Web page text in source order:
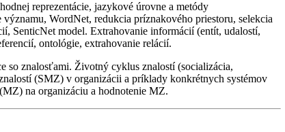
reprezentácie, jazykové úrovne a metódy
významu, WordNet, redukcia príznakového priestoru, selekcia
SenticNetmodel. Extrahovanie informácií (entít, udalostí,
, ontológie, extrahovanie relácií.
so znalosťami. Životný cyklus znalostí (socializácia,
(SMZ) v organizácii a príklady konkrétnych systémov
na organizáciu a hodnotenie MZ.